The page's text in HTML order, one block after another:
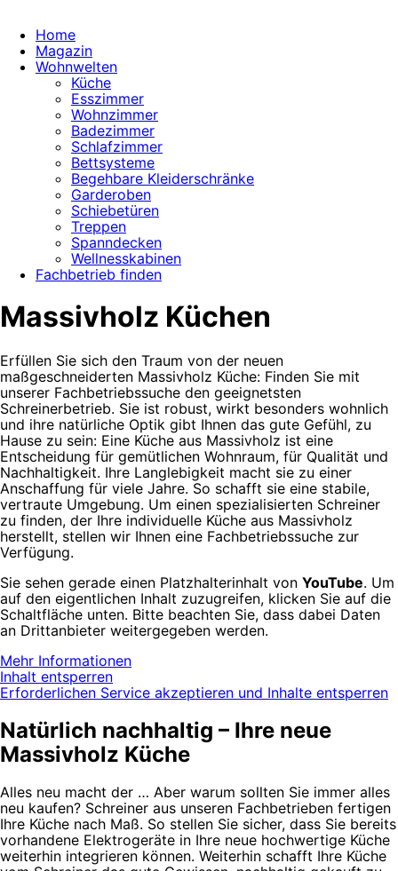
Home
Magazin
Wohnwelten
Küche
Esszimmer
Wohnzimmer
Badezimmer
Schlafzimmer
Bettsysteme
Begehbare Kleiderschränke
Garderoben
Schiebetüren
Treppen
Spanndecken
Wellnesskabinen
Fachbetrieb finden
Massivholz Küchen
Erfüllen Sie sich den Traum von der neuen
maßgeschneiderten Massivholz Küche: Finden Sie mit
unserer Fachbetriebssuche den geeignetsten
Schreinerbetrieb. Sie ist robust, wirkt besonders wohnlich
und ihre natürliche Optik gibt Ihnen das gute Gefühl, zu
Hause zu sein: Eine Küche aus Massivholz ist eine
Entscheidung für gemütlichen Wohnraum, für Qualität und
Nachhaltigkeit. Ihre Langlebigkeit macht sie zu einer
Anschaffung für viele Jahre. So schafft sie eine stabile,
vertraute Umgebung. Um einen spezialisierten Schreiner
zu finden, der Ihre individuelle Küche aus Massivholz
herstellt, stellen wir Ihnen eine Fachbetriebssuche zur
Verfügung.
Sie sehen gerade einen Platzhalterinhalt von YouTube. Um
auf den eigentlichen Inhalt zuzugreifen, klicken Sie auf die
Schaltfläche unten. Bitte beachten Sie, dass dabei Daten
an Drittanbieter weitergegeben werden.
Mehr Informationen
Inhalt entsperren
Erforderlichen Service akzeptieren und Inhalte entsperren
Natürlich nachhaltig – Ihre neue
Massivholz Küche
Alles neu macht der … Aber warum sollten Sie immer alles
neu kaufen? Schreiner aus unseren Fachbetrieben fertigen
Ihre Küche nach Maß. So stellen Sie sicher, dass Sie bereits
vorhandene Elektrogeräte in Ihre neue hochwertige Küche
weiterhin integrieren können. Weiterhin schafft Ihre Küche